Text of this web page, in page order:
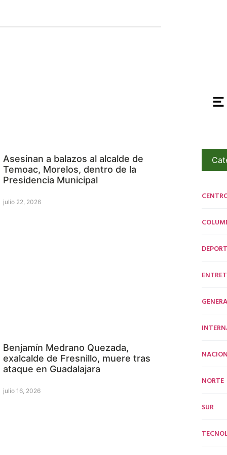
Asesinan a balazos al alcalde de
Temoac, Morelos, dentro de la
Presidencia Municipal
julio 22, 2026
Benjamín Medrano Quezada,
exalcalde de Fresnillo, muere tras
ataque en Guadalajara
julio 16, 2026
NORTE
SUR